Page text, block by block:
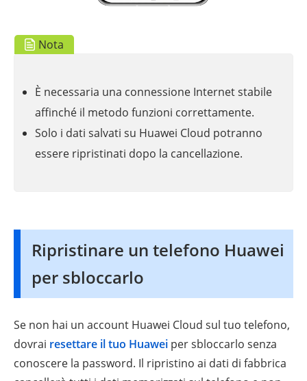
Nota
È necessaria una connessione Internet stabile
affinché il metodo funzioni correttamente.
Solo i dati salvati su Huawei Cloud potranno
essere ripristinati dopo la cancellazione.
Ripristinare un telefono Huawei
per sbloccarlo
Se non hai un account Huawei Cloud sul tuo telefono,
dovrai resettare il tuo Huawei per sbloccarlo senza
conoscere la password. Il ripristino ai dati di fabbrica